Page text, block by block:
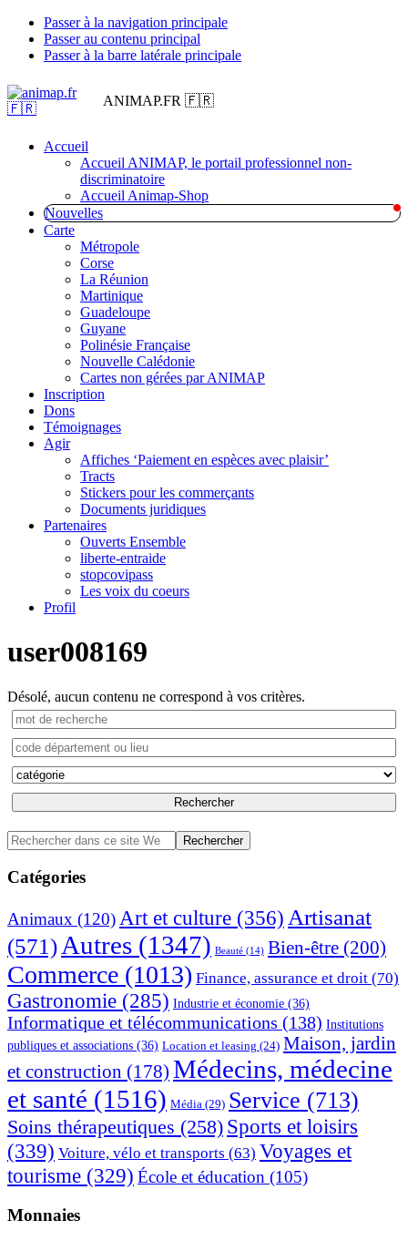
Passer à la navigation principale
Passer au contenu principal
Passer à la barre latérale principale
ANIMAP.FR 🇫🇷
Accueil
Accueil ANIMAP, le portail professionnel non-
discriminatoire
Accueil Animap-Shop
Nouvelles
Carte
Métropole
Corse
La Réunion
Martinique
Guadeloupe
Guyane
Polinésie Française
Nouvelle Calédonie
Cartes non gérées par ANIMAP
Inscription
Dons
Témoignages
Agir
Affiches ‘Paiement en espèces avec plaisir’
Tracts
Stickers pour les commerçants
Documents juridiques
Partenaires
Ouverts Ensemble
liberte-entraide
stopcovipass
Les voix du coeurs
Profil
user008169
Désolé, aucun contenu ne correspond à vos critères.
Barre
latérale
principale
Rechercher
dans
ce
site
Catégories
Animaux (120)Art et culture (356) Artisanat
(571) Autres (1347) Beauté (14) Bien-être (200)
Commerce (1013) Finance, assurance et droit (70)
Gastronomie (285) Industrie et économie (36)
Informatique et télécommunications (138) Institutions
publiques et associations (36) Location et leasing (24) Maison, jardin
et construction (178) Médecins, médecine
et santé (1516) Média (29) Service (713)
Soins thérapeutiques (258) Sports et loisirs
(339) Voiture, vélo et transports (63) Voyages et
tourisme (329) École et éducation (105)
Monnaies